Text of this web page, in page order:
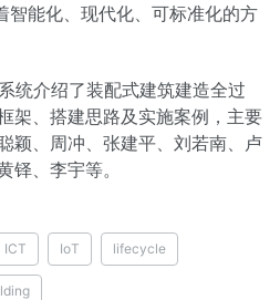
智能化、现代化、可标准化的方
统介绍了装配式建筑建造全过
架、搭建思路及实施案例，主要
颖、周冲、张建平、刘若南、卢
铎、李宇等。
ICT IoT lifecycle